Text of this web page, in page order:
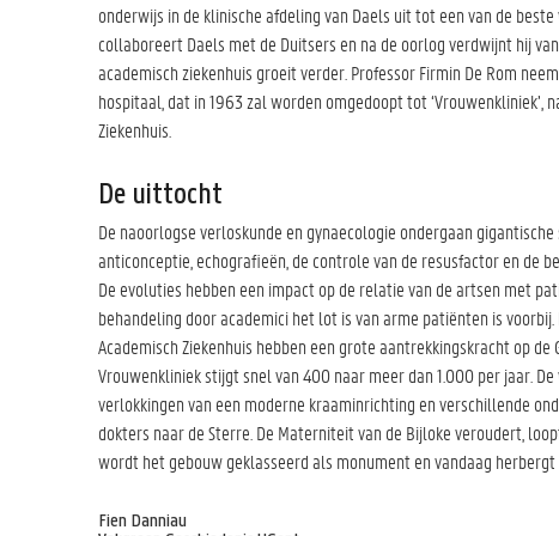
onderwijs in de klinische afdeling van Daels uit tot een van de
collaboreert Daels met de Duitsers en na de oorlog verdwijnt hij
academisch ziekenhuis groeit verder. Professor Firmin De Rom
hospitaal, dat in 1963 zal worden omgedoopt tot ‘Vrouwenkliniek’,
Ziekenhuis.
De uittocht
De naoorlogse verloskunde en gynaecologie ondergaan
anticonceptie, echografieën, de controle van de resusfactor en de
De evoluties hebben een impact op de relatie van de artsen met
behandeling door academici het lot is van arme patiënten is
Academisch Ziekenhuis hebben een grote aantrekkingskracht op
Vrouwenkliniek stijgt snel van 400 naar meer dan 1.000 per jaar.
verlokkingen van een moderne kraaminrichting en verschillende
dokters naar de Sterre. De Materniteit van de Bijloke veroudert,
wordt het gebouw geklasseerd als monument en vandaag herbergt
Fien Danniau